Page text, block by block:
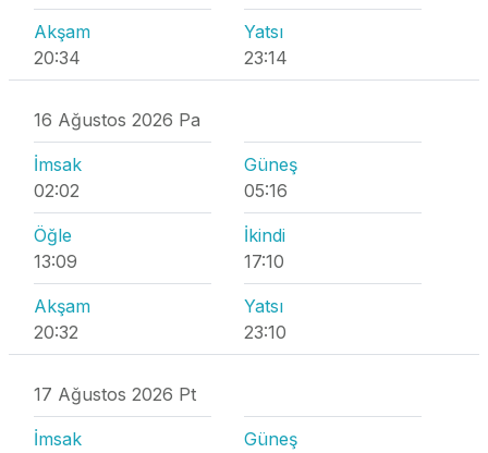
Akşam
20:34
Yatsı
23:14
16 Ağustos 2026 Pa
İmsak
02:02
Güneş
05:16
Öğle
13:09
İkindi
17:10
Akşam
20:32
Yatsı
23:10
17 Ağustos 2026 Pt
İmsak
Güneş